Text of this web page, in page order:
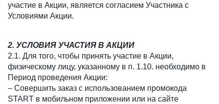
участие в Акции, является согласием Участника с
Условиями Акции.
2. УСЛОВИЯ УЧАСТИЯ В АКЦИИ
2.1. Для того, чтобы принять участие в Акции,
физическому лицу, указанному в п. 1.10. необходимо в
Период проведения Акции:
– Совершить заказ с использованием промокода
START в мобильном приложении или на сайте